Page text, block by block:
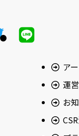
ア
運
お